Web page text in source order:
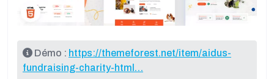
Démo : https://themeforest.net/item/aidus-
fundraising-charity-html…